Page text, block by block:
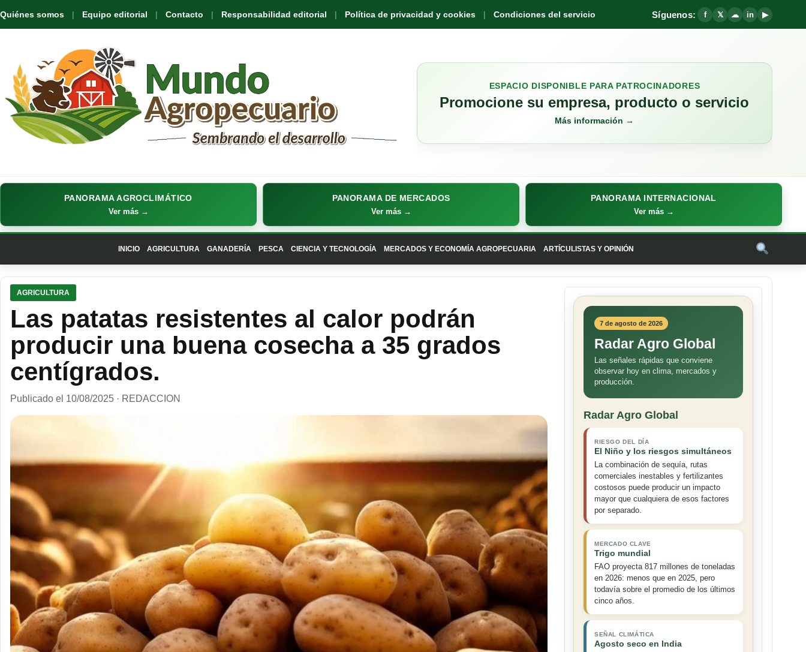
Quiénes somos Equipo editorial Contacto Responsabilidad editorial Política de privacidad y cookies Condiciones del servicio Síguenos: f 𝕏 ☁ in ▶
ESPACIO DISPONIBLE PARA PATROCINADORES
Promocione su empresa, producto o servicio
Más información →
PANORAMA AGROCLIMÁTICO
Ver más →
PANORAMA DE MERCADOS
Ver más →
PANORAMA INTERNACIONAL
Ver más →
INICIO AGRICULTURA GANADERÍA PESCA CIENCIA Y TECNOLOGÍA MERCADOS Y ECONOMÍA AGROPECUARIA ARTÍCULISTAS Y OPINIÓN
AGRICULTURA
Las patatas resistentes al calor podrán
producir una buena cosecha a 35 grados
centígrados.
Publicado el 10/08/2025 · REDACCION
7 de agosto de 2026
Radar Agro Global
Las señales rápidas que conviene
observar hoy en clima, mercados y
producción.
Radar Agro Global
RIESGO DEL DÍA
El Niño y los riesgos simultáneos
La combinación de sequía, rutas
comerciales inestables y fertilizantes
costosos puede producir un impacto
mayor que cualquiera de esos factores
por separado.
MERCADO CLAVE
Trigo mundial
FAO proyecta 817 millones de toneladas
en 2026: menos que en 2025, pero
todavía sobre el promedio de los últimos
cinco años.
SEÑAL CLIMÁTICA
Agosto seco en India